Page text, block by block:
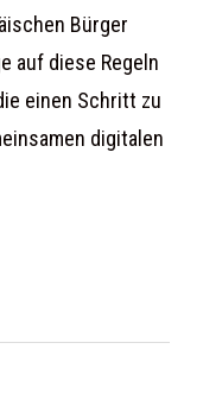
Bürger
auf diese Regeln
einen Schritt zu
digitalen